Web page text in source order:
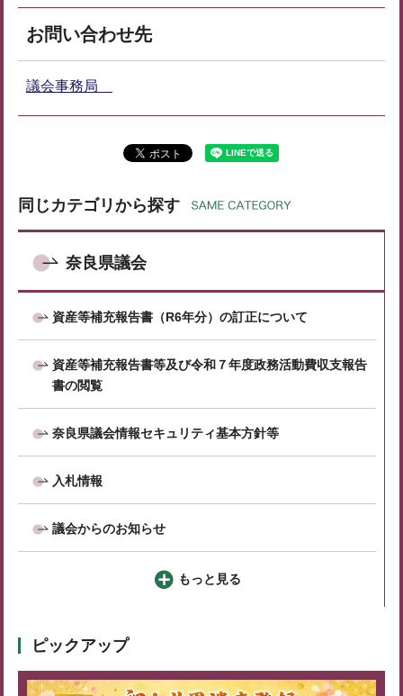
お問い合わせ先
議会事務局
同じカテゴリから探す
奈良県議会
資産等補充報告書（R6年分）の訂正について
資産等補充報告書等及び令和７年度政務活動費収支報告
書の閲覧
奈良県議会情報セキュリティ基本方針等
入札情報
議会からのお知らせ
もっと見る
ピックアップ